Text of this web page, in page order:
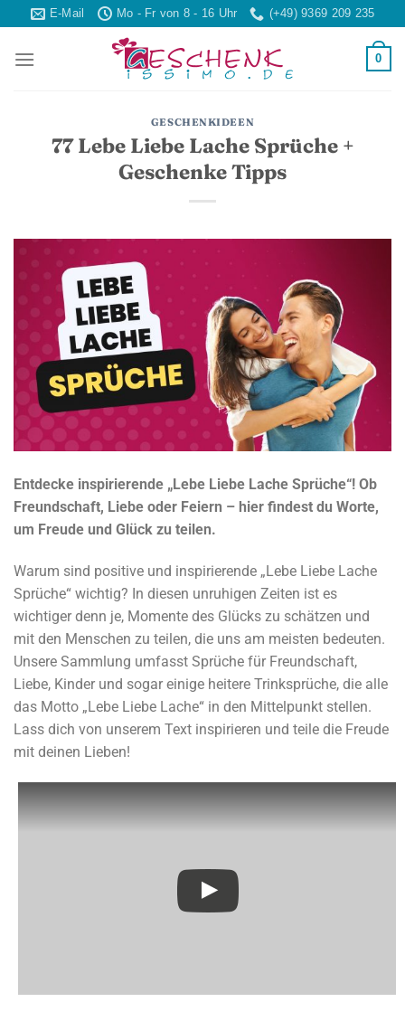
to
content
E-Mail Mo - Fr von 8 - 16 Uhr (+49) 9369 209 235
0
GESCHENKIDEEN
77 Lebe Liebe Lache Sprüche +
Geschenke Tipps
Entdecke inspirierende „Lebe Liebe Lache Sprüche“! Ob
Freundschaft, Liebe oder Feiern – hier findest du Worte,
um Freude und Glück zu teilen.
Warum sind positive und inspirierende „Lebe Liebe Lache
Sprüche“ wichtig? In diesen unruhigen Zeiten ist es
wichtiger denn je, Momente des Glücks zu schätzen und
mit den Menschen zu teilen, die uns am meisten bedeuten.
Unsere Sammlung umfasst Sprüche für Freundschaft,
Liebe, Kinder und sogar einige heitere Trinksprüche, die alle
das Motto „Lebe Liebe Lache“ in den Mittelpunkt stellen.
Lass dich von unserem Text inspirieren und teile die Freude
mit deinen Lieben!
Dieses Video auf YouTube ansehen